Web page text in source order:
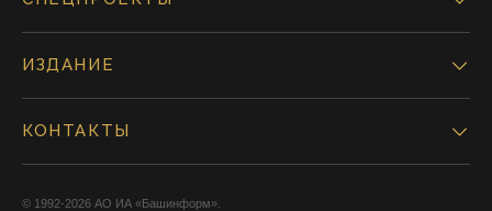
ИЗДАНИЕ
КОНТАКТЫ
© 1992-2026 АО ИА «Башинформ».